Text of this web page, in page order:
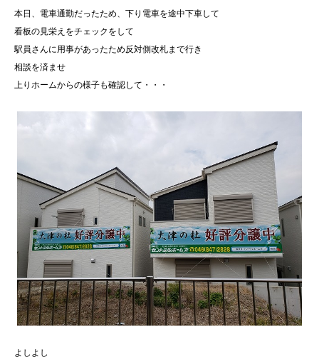
本日、電車通勤だったため、下り電車を途中下車して
看板の見栄えをチェックをして
駅員さんに用事があったため反対側改札まで行き
相談を済ませ
上りホームからの様子も確認して・・・
よしよし